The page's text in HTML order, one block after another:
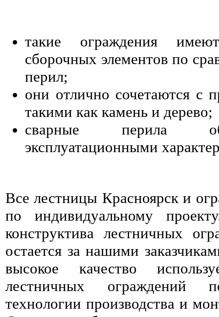
такие ограждения
сборочных элементов по
перил;
они отлично сочетаются с
такими как камень и дерево;
сварные перила
эксплуатационными
Все лестницы Красноярск и
по индивидуальному
конструктива лестничных
остается за нашими
высокое качество
лестничных ограждений
технологии производства и